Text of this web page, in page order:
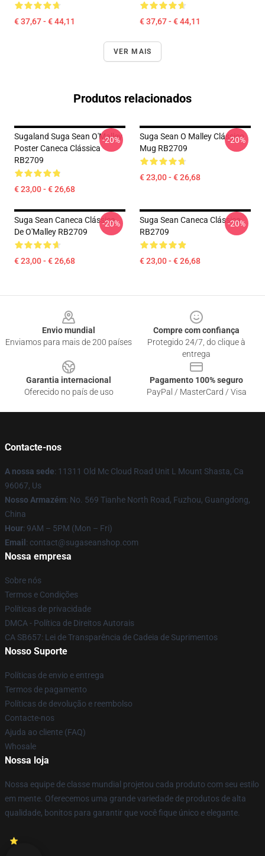
€ 37,67 - € 44,11 € 37,67 - € 44,11
VER MAIS
Produtos relacionados
Sugaland Suga Sean O'Malley
Poster Caneca Clássica
RB2709
€ 23,00 - € 26,68
-20%
Suga Sean O Malley Clássico
Mug RB2709
€ 23,00 - € 26,68
-20%
Suga Sean Caneca Clássica
De O'Malley RB2709
€ 23,00 - € 26,68
-20%
Suga Sean Caneca Clássica
RB2709
€ 23,00 - € 26,68
-20%
Envio mundial
Enviamos para mais de 200 países
Compre com confiança
Protegido 24/7, do clique à
entrega
Garantia internacional
Oferecido no país de uso
Pagamento 100% seguro
PayPal / MasterCard / Visa
Contacte-nos
A nossa sede: 11311 Old Mc Cloud Road Unit L Mount Shasta, Ca
96067, Us
Nosso Armazém: No. 569 Tianhe North Road, Fuzhou, Guangdong,
China
Hour: 9AM – 5PM (Mon – Fri)
Email : contact@sugaseanshop.com
Nossa empresa
Sobre nós
Termos e Condições
Políticas de privacidade
DMCA - Política de Direitos Autorais
CA SB657: Lei de Transparência de Cadeia de Suprimentos
Nosso Suporte
Políticas de envio e entrega
Termos de pagamento
Políticas de devolução e reembolso
Contacte-nos
Ajuda ao cliente (FAQ)
Whosale
Nossa loja
Nossa equipe de classe mundial projetou cada produto com seu estilo
em mente. Oferecemos uma grande variedade de produtos de alta
qualidade, bonitos para garantir que você fique único e elegante.